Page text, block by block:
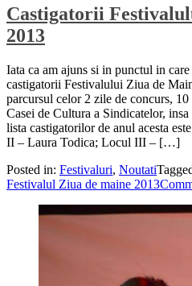
Castigatorii
2013
Iata ca am ajuns si in punctul in
castigatorii Festivalului Ziua de
parcursul celor 2 zile de concurs,
Casei de Cultura a Sindicatelor,
lista castigatorilor de anul acesta
II – Laura Todica; Locul III – […]
Posted in: Festivaluri, Noutati
Festivalul Ziua de maine 2013